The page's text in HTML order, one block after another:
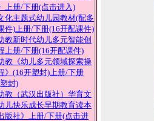
出版社
农林科技大学出版社
出版社
美术摄影出版
美术摄影出版社
青少年出版社
人民出版社
出版社
大学出版社
人民出版社
出版
上册/下册(点击进入)
化主题式幼儿园教材(配多
件)上册/下册(16开配课件)
教新时代幼儿多元智能创
上册/下册(16开配课件)
教《幼儿多元领域探索操
》(16开塑封)上册/下册
封)
教（武汉出版社）华育文
儿快乐成长早期教育读本
版社》上册/下册(点击进